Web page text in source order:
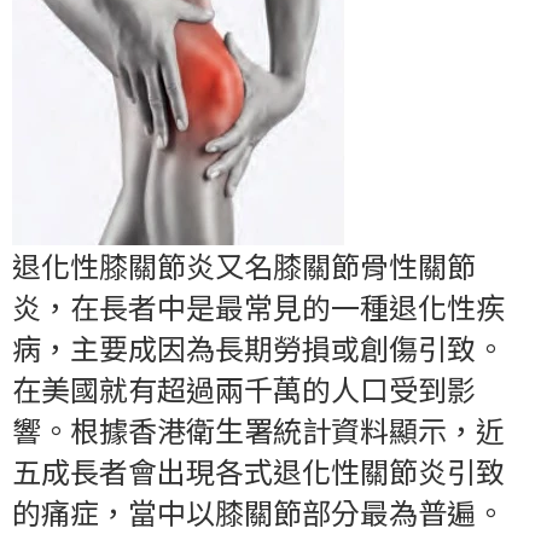
退化性膝關節炎又名膝關節骨性關節
炎，在長者中是最常見的一種退化性疾
病，主要成因為長期勞損或創傷引致。
在美國就有超過兩千萬的人口受到影
響。根據香港衛生署統計資料顯示，近
五成長者會出現各式退化性關節炎引致
的痛症，當中以膝關節部分最為普遍。